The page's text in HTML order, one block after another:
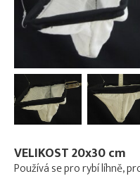
VELIKOST 20x30 cm
Používá se pro rybí líhně,